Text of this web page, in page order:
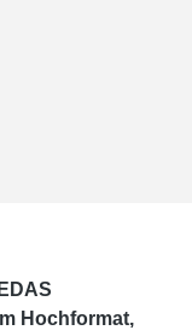
Hochformat,